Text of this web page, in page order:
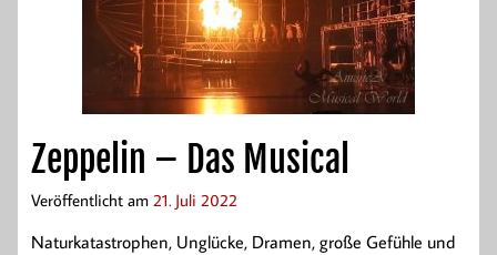
Zeppelin – Das Musical
Veröffentlicht am 21. Juli 2022
Naturkatastrophen, Unglücke, Dramen, große Gefühle und